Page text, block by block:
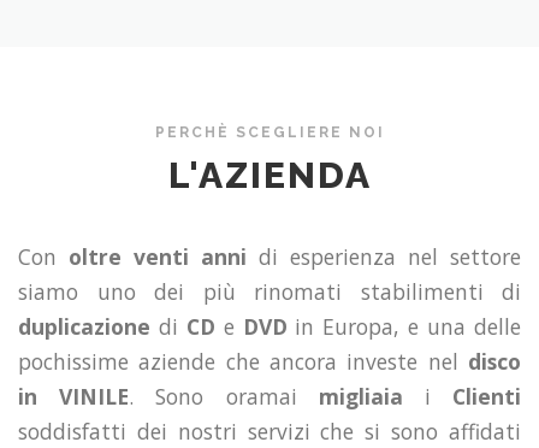
PERCHÈ SCEGLIERE NOI
L'AZIENDA
Con oltre venti anni di esperienza nel settore
siamo uno dei più rinomati stabilimenti di
duplicazione di CD e DVD in Europa, e una delle
pochissime aziende che ancora investe nel disco
in VINILE. Sono oramai migliaia i Clienti
soddisfatti dei nostri servizi che si sono affidati